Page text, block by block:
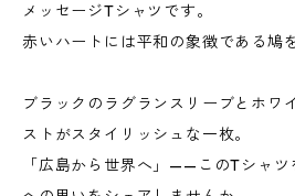
メッセージTシャツです。
赤いハートには平和の象徴である鳩
ブラックのラグランスリーブとホワ
ストがスタイリッシュな一枚。
「広島から世界へ」——このTシャ